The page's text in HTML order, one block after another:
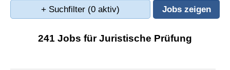
+ Suchfilter (0 aktiv)
241 Jobs für Juristische Prüfung